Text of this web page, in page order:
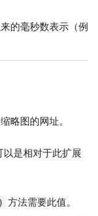
的毫秒数表示（例
略图的网址。
是相对于此扩展
方法需要此值。